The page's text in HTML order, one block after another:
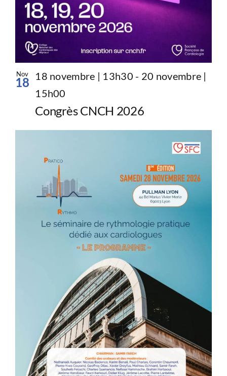
Nov
18
Congrès CNCH 2026
18 novembre | 13h30 - 20 novembre |
15h00